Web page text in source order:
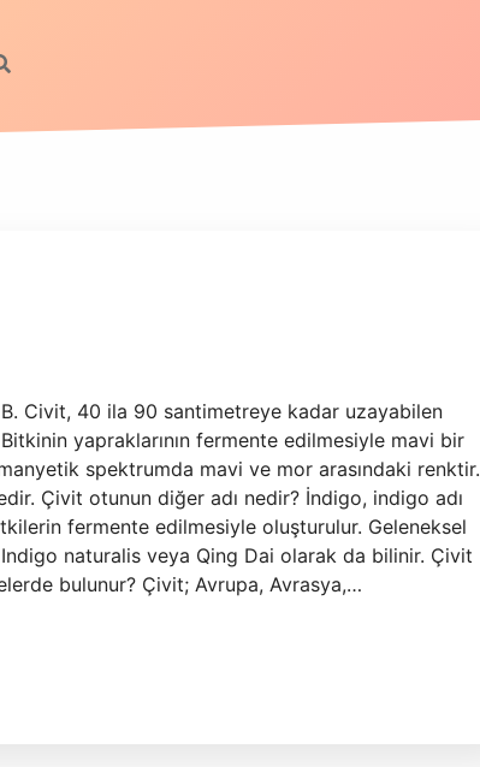
Civit, 40 ila 90 santimetreye kadar uzayabilen
yapraklarının fermente edilmesiyle mavi bir
spektrumda mavi ve mor arasındaki renktir.
Çivit otunun diğer adı nedir? İndigo, indigo adı
fermente edilmesiyle oluşturulur. Geleneksel
Indigo naturalis veya Qing Dai olarak da bilinir. Çivit
bulunur? Çivit; Avrupa, Avrasya,…